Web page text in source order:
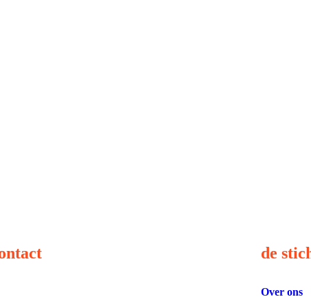
de
Over ons